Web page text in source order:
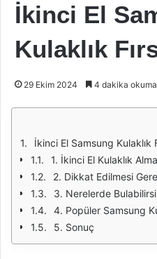
İkinci El
Kulaklık
29 Ekim 2024 4 dakika
İkinci El Samsung Kulaklık Fırsatları:
1. İkinci El Kulaklık
2. Dikkat Edilmesi
3. Nerelerde
4. Popüler Samsung
5. Sonuç